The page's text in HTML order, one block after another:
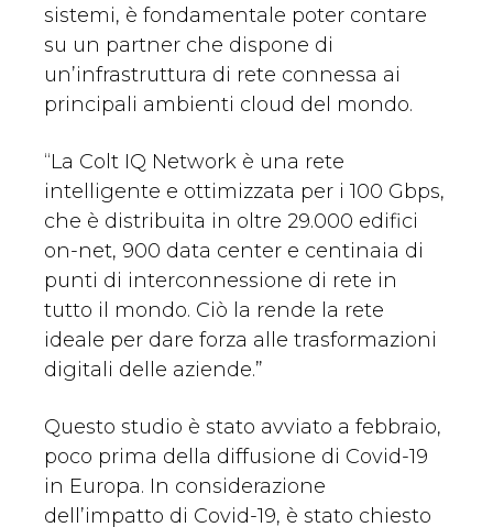
sistemi, è fondamentale poter contare
su un partner che dispone di
un’infrastruttura di rete connessa ai
principali ambienti cloud del mondo.
“La Colt IQ Network è una rete
intelligente e ottimizzata per i 100 Gbps,
che è distribuita in oltre 29.000 edifici
on-net, 900 data center e centinaia di
punti di interconnessione di rete in
tutto il mondo. Ciò la rende la rete
ideale per dare forza alle trasformazioni
digitali delle aziende.”
Questo studio è stato avviato a febbraio,
poco prima della diffusione di Covid-19
in Europa. In considerazione
dell’impatto di Covid-19, è stato chiesto